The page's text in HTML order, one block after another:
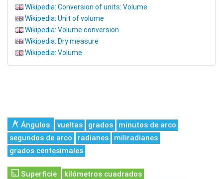
Wikipedia: Conversion of units: Volume
Wikipedia: Unit of volume
Wikipedia: Volume conversion
Wikipedia: Dry measure
Wikipedia: Volume
Ángulos vueltas grados
minutos de arco
segundos de arco
radianes
miliradianes
grados centesimales
Superficie
kilómetros cuadrados